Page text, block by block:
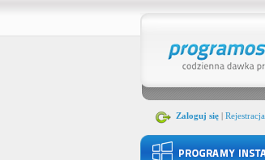
Zaloguj się| Rejestracja